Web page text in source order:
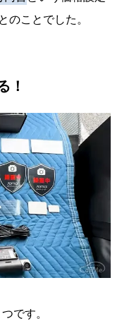
のことでした。
！
です。